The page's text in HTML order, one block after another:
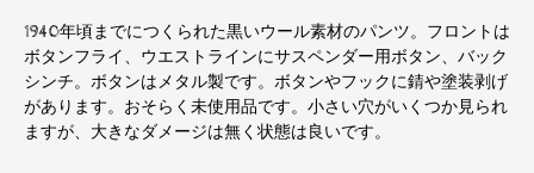
1940年頃までにつくられた黒いウール素材のパンツ。フロントは
ボタンフライ、ウエストラインにサスペンダー用ボタン、バック
シンチ。ボタンはメタル製です。ボタンやフックに錆や塗装剥げ
があります。おそらく未使用品です。小さい穴がいくつか見られ
ますが、大きなダメージは無く状態は良いです。